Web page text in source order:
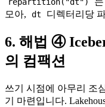
모아,
dt 디렉터리당
6. 해법 ④
의 컴팩션
쓰기 시점에 아무리 조
기 마련입니다.